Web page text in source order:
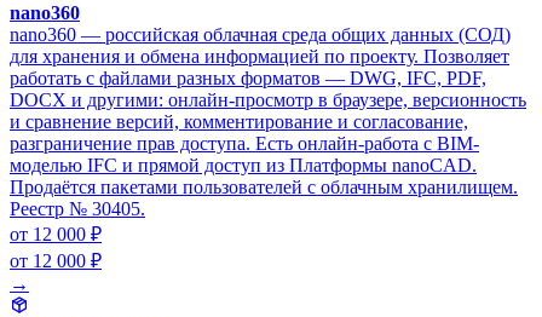
nano360
nano360 — российская облачная среда общих данных (СОД)
для хранения и обмена информацией по проекту. Позволяет
работать с файлами разных форматов — DWG, IFC, PDF,
DOCX и другими: онлайн-просмотр в браузере, версионность
и сравнение версий, комментирование и согласование,
разграничение прав доступа. Есть онлайн-работа с BIM-
моделью IFC и прямой доступ из Платформы nanoCAD.
Продаётся пакетами пользователей с облачным хранилищем.
Реестр № 30405.
от 12 000 ₽
от 12 000 ₽
→